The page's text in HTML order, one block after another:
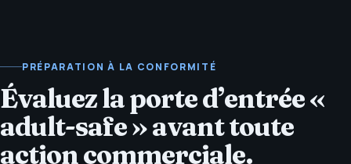
PRÉPARATION À LA CONFORMITÉ
Évaluez la porte d’entrée «
adult-safe » avant toute
action commerciale.